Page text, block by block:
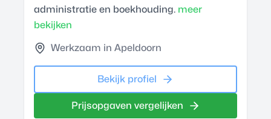
administratie en boekhouding. meer
bekijken
Werkzaam in Apeldoorn
Bekijk profiel
Prijsopgaven vergelijken